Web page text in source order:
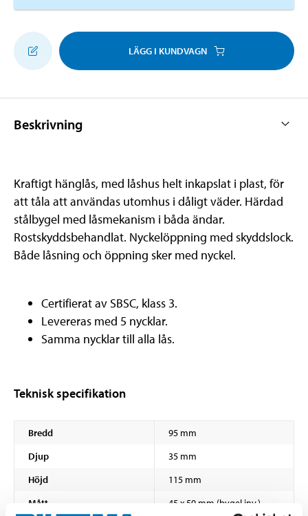
LÄGG I KUNDVAGN
Beskrivning
Kraftigt hänglås, med låshus helt inkapslat i plast, för
att tåla att användas utomhus i dåligt väder. Härdad
stålbygel med låsmekanism i båda ändar.
Rostskyddsbehandlat. Nyckelöppning med skyddslock.
Både låsning och öppning sker med nyckel.
Certifierat av SBSC, klass 3.
Levereras med 5 nycklar.
Samma nycklar till alla lås.
Teknisk specifikation
Bredd
95 mm
Djup
35 mm
Höjd
115 mm
Mått
45 x 50 mm (bygel inv.)